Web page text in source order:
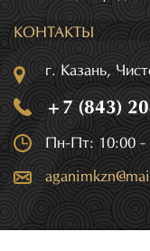
КОНТАКТЫ
г. Казань,
+7 (843)
Пн-Пт: 10:00 -